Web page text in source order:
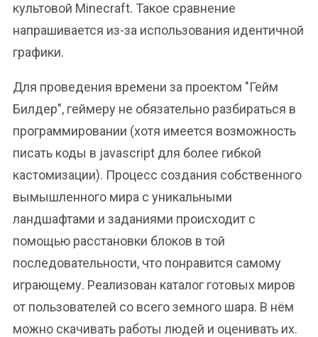
культовой Minecraft. Такое сравнение
напрашивается из-за использования идентичной
графики.
Для проведения времени за проектом "Гейм
Билдер", геймеру не обязательно разбираться в
программировании (хотя имеется возможность
писать коды в jаvascript для более гибкой
кастомизации). Процесс создания собственного
вымышленного мира с уникальными
ландшафтами и заданиями происходит с
помощью расстановки блоков в той
последовательности, что понравится самому
играющему. Реализован каталог готовых миров
от пользователей со всего земного шара. В нём
можно скачивать работы людей и оценивать их.